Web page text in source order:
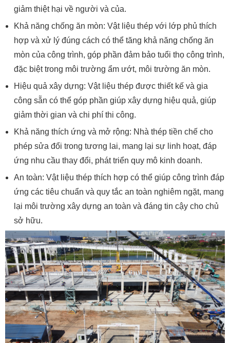
giảm thiệt hại về người và của.
Khả năng chống ăn mòn: Vật liệu thép với lớp phủ thích
hợp và xử lý đúng cách có thể tăng khả năng chống ăn
mòn của công trình, góp phần đảm bảo tuổi thọ công trình,
đặc biệt trong môi trường ẩm ướt, môi trường ăn mòn.
Hiệu quả xây dựng: Vật liệu thép được thiết kế và gia
công sẵn có thể góp phần giúp xây dựng hiệu quả, giúp
giảm thời gian và chi phí thi công.
Khả năng thích ứng và mở rộng: Nhà thép tiền chế cho
phép sửa đổi trong tương lai, mang lại sự linh hoạt, đáp
ứng nhu cầu thay đổi, phát triển quy mô kinh doanh.
An toàn: Vật liệu thép thích hợp có thể giúp công trình đáp
ứng các tiêu chuẩn và quy tắc an toàn nghiêm ngặt, mang
lại môi trường xây dựng an toàn và đáng tin cậy cho chủ
sở hữu.